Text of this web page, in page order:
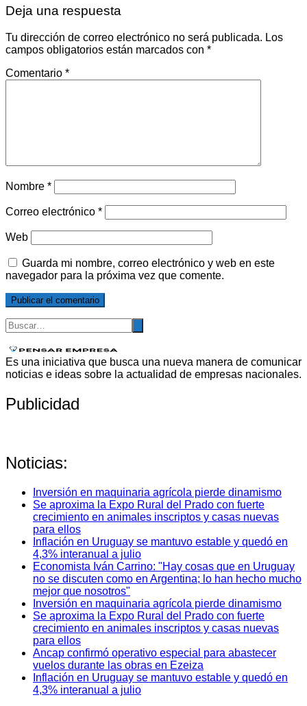
Deja una respuesta
Tu dirección de correo electrónico no será publicada. Los
campos obligatorios están marcados con *
Comentario *
Nombre *
Correo electrónico *
Web
Guarda mi nombre, correo electrónico y web en este
navegador para la próxima vez que comente.
Es una iniciativa que busca una nueva manera de comunicar
noticias e ideas sobre la actualidad de empresas nacionales.
Publicidad
Noticias:
Inversión en maquinaria agrícola pierde dinamismo
Se aproxima la Expo Rural del Prado con fuerte
crecimiento en animales inscriptos y casas nuevas
para ellos
Inflación en Uruguay se mantuvo estable y quedó en
4,3% interanual a julio
Economista Iván Carrino: "Hay cosas que en Uruguay
no se discuten como en Argentina; lo han hecho mucho
mejor que nosotros"
Inversión en maquinaria agrícola pierde dinamismo
Se aproxima la Expo Rural del Prado con fuerte
crecimiento en animales inscriptos y casas nuevas
para ellos
Ancap confirmó operativo especial para abastecer
vuelos durante las obras en Ezeiza
Inflación en Uruguay se mantuvo estable y quedó en
4,3% interanual a julio